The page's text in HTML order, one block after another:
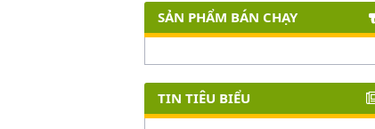
SẢN PHẨM BÁN CHẠY
TIN TIÊU BIỂU